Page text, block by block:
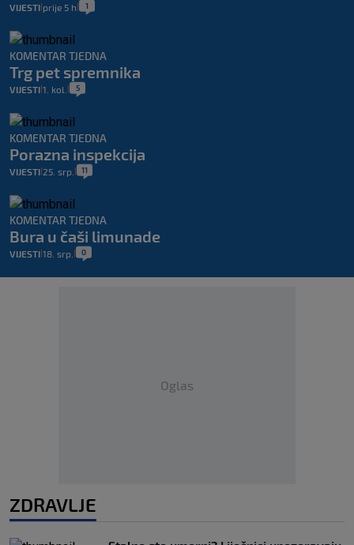
VIJESTI prije 5 h 1
KOMENTAR TJEDNA
Trg pet spremnika
VIJESTI 1. kol. 5
KOMENTAR TJEDNA
Porazna inspekcija
VIJESTI 25. srp. 11
KOMENTAR TJEDNA
Bura u čaši limunade
VIJESTI 18. srp. 0
Oglas
ZDRAVLJE